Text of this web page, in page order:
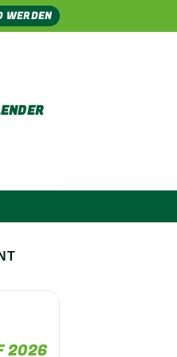
WERDEN
2026